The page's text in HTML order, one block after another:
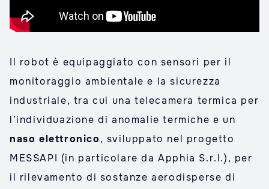
Il robot è equipaggiato con sensori per il
monitoraggio ambientale e la sicurezza
industriale, tra cui una telecamera termica per
l’individuazione di anomalie termiche e un
naso elettronico, sviluppato nel progetto
MESSAPI (in particolare da Apphia S.r.l.), per
il rilevamento di sostanze aerodisperse di